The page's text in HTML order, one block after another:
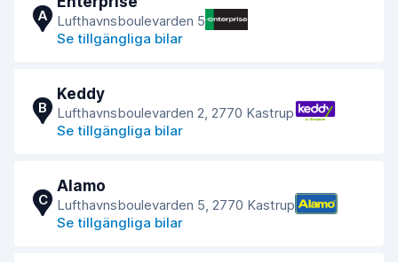
A
Lufthavnsboulevarden 5
Se tillgängliga bilar
B
Keddy
Lufthavnsboulevarden 2, 2770 Kastrup
Se tillgängliga bilar
C
Alamo
Lufthavnsboulevarden 5, 2770 Kastrup
Se tillgängliga bilar